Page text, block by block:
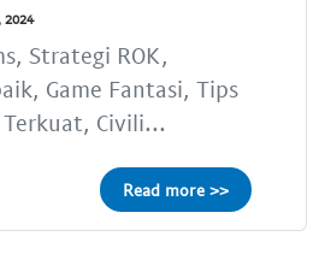
2024
Strategi ROK,
Game Fantasi, Tips
Civili...
Read more >>